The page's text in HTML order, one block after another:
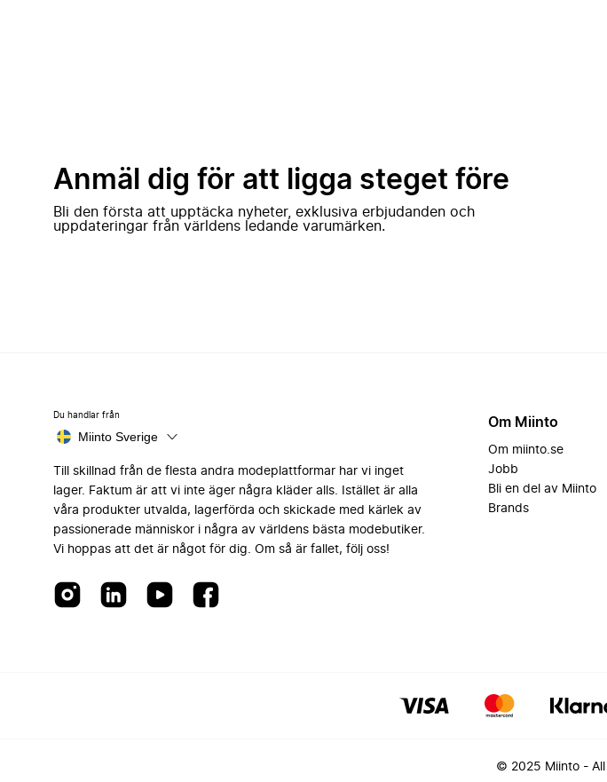
Anmäl dig för att ligga steget före
Bli den första att upptäcka nyheter, exklusiva erbjudanden och
uppdateringar från världens ledande varumärken.
Du handlar från
Miinto Sverige
Till skillnad från de flesta andra modeplattformar har vi inget
lager. Faktum är att vi inte äger några kläder alls. Istället är alla
våra produkter utvalda, lagerförda och skickade med kärlek av
passionerade människor i några av världens bästa modebutiker.
Vi hoppas att det är något för dig. Om så är fallet, följ oss!
Om Miinto
Om miinto.se
Jobb
Bli en del av Miinto
Brands
© 2025 Miinto -